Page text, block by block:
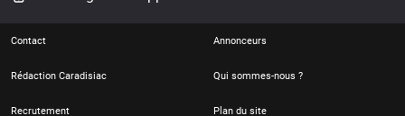
Contact Annonceurs
Rédaction Caradisiac Qui sommes-nous ?
Recrutement Plan du site